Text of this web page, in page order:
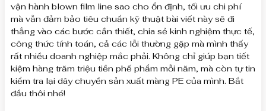
vận hành blown film line sao cho ổn định, tối ưu chi phí
mà vẫn đảm bảo tiêu chuẩn kỹ thuật bài viết này sẽ đi
thẳng vào các bước cần thiết, chia sẻ kinh nghiệm thực tế,
công thức tính toán, cả các lỗi thường gặp mà mình thấy
rất nhiều doanh nghiệp mắc phải. Không chỉ giúp bạn tiết
kiệm hàng trăm triệu tiền phế phẩm mỗi năm, mà còn tự tin
kiểm tra lại dây chuyền sản xuất màng PE của mình. Bắt
đầu thôi nhé!